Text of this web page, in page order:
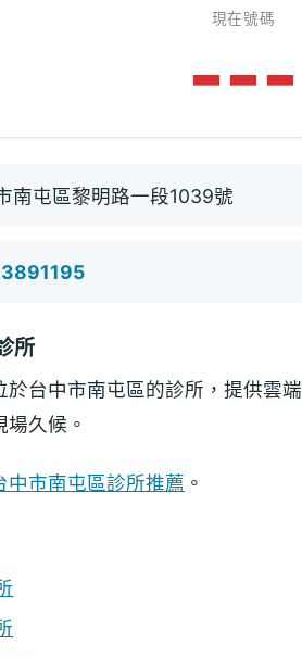
現在號碼
---
南屯區黎明路一段1039號
所
於台中市南屯區的診所，提供雲
久候。
中市南屯區診所推薦 。